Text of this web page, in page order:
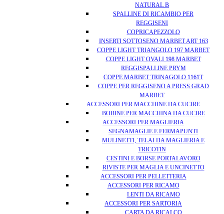
NATURAL B
SPALLINE DI RICAMBIO PER
REGGISENI
COPRICAPEZZOLO
INSERTI SOTTOSENO MARBET ART 163
COPPE LIGHT TRIANGOLO 197 MARBET
COPPE LIGHT OVALI 198 MARBET
REGGISPALLINE PRYM
COPPE MARBET TRINAGOLO 1161T
COPPE PER REGGISENO A PRESS GRAD
MARBET
ACCESSORI PER MACCHINE DA CUCIRE
BOBINE PER MACCHINA DA CUCIRE
ACCESSORI PER MAGLIERIA
SEGNAMAGLIE E FERMAPUNTI
MULINETTI, TELAI DA MAGLIERIA E
TRICOTIN
CESTINI E BORSE PORTALAVORO
RIVISTE PER MAGLIA E UNCINETTO
ACCESSORI PER PELLETTERIA
ACCESSORI PER RICAMO
LENTI DA RICAMO
ACCESSORI PER SARTORIA
CARTA DA RICALCO